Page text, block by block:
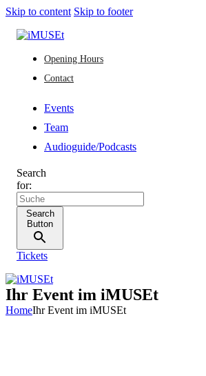
Skip to content Skip to footer
Opening Hours
Contact
Events
Team
Audioguide/Podcasts
Search
for:
Search
Button
Tickets
Ihr Event im iMUSEt
HomeIhr Event im iMUSEt